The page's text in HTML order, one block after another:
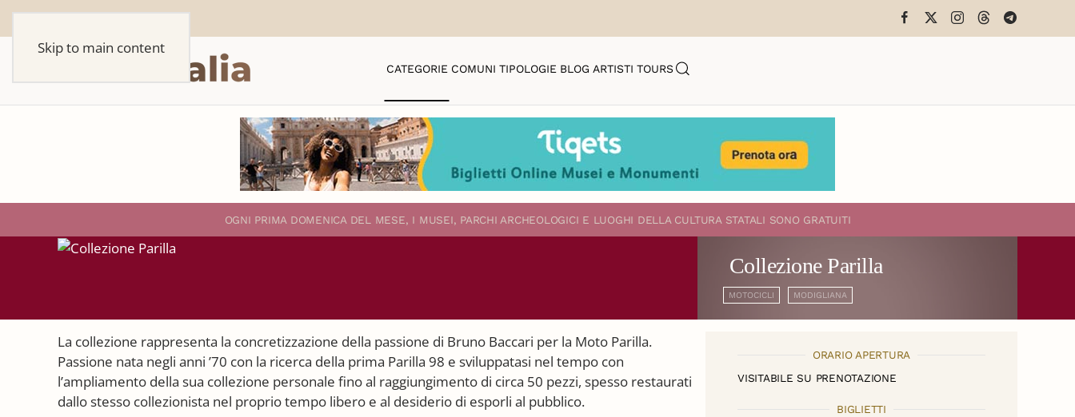
Skip to main content
CATEGORIE COMUNI TIPOLOGIE BLOG ARTISTI TOURS
OGNI PRIMA DOMENICA DEL MESE, I MUSEI, PARCHI ARCHEOLOGICI E LUOGHI DELLA CULTURA STATALI SONO GRATUITI
Collezione Parilla
MOTOCICLI MODIGLIANA
La collezione rappresenta la concretizzazione della passione di Bruno Baccari per la Moto Parilla.
Passione nata negli anni ’70 con la ricerca della prima Parilla 98 e sviluppatasi nel tempo con
l’ampliamento della sua collezione personale fino al raggiungimento di circa 50 pezzi, spesso restaurati
dallo stesso collezionista nel proprio tempo libero e al desiderio di esporli al pubblico.
ORARIO APERTURA
VISITABILE SU PRENOTAZIONE
BIGLIETTI